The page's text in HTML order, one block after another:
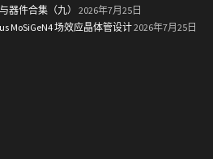
器件合集（九）
2026年7月25日
MoSiGeN4 场效应晶体管设计2026年7月25日